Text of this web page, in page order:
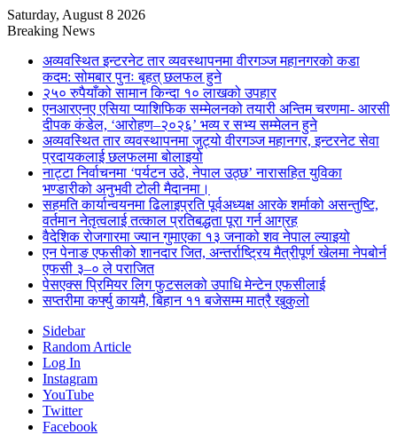
Saturday, August 8 2026
Breaking News
अव्यवस्थित इन्टरनेट तार व्यवस्थापनमा वीरगञ्ज महानगरको कडा
कदम: सोमबार पुनः बृहत् छलफल हुने
२५० रुपैयाँको सामान किन्दा १० लाखको उपहार
एनआरएनए एसिया प्याशिफिक सम्मेलनको तयारी अन्तिम चरणमा- आरसी
दीपक कंडेल, ‘आरोहण–२०२६’ भव्य र सभ्य सम्मेलन हुने
अव्यवस्थित तार व्यवस्थापनमा जुट्यो वीरगञ्ज महानगर, इन्टरनेट सेवा
प्रदायकलाई छलफलमा बोलाइयो
नाट्टा निर्वाचनमा ‘पर्यटन उठे, नेपाल उठ्छ’ नारासहित युविका
भण्डारीको अनुभवी टोली मैदानमा।
सहमति कार्यान्वयनमा ढिलाइप्रति पूर्वअध्यक्ष आरके शर्माको असन्तुष्टि,
वर्तमान नेतृत्वलाई तत्काल प्रतिबद्धता पूरा गर्न आग्रह
वैदेशिक रोजगारमा ज्यान गुमाएका १३ जनाको शव नेपाल ल्याइयो
एन पेनाङ एफसीको शानदार जित, अन्तर्राष्ट्रिय मैत्रीपूर्ण खेलमा नेपबोर्न
एफसी ३–० ले पराजित
पेसएक्स प्रिमियर लिग फुटसलको उपाधि मेन्टेन एफसीलाई
सप्तरीमा कर्फ्यु कायमै, बिहान ११ बजेसम्म मात्रै खुकुलो
Sidebar
Random Article
Log In
Instagram
YouTube
Twitter
Facebook